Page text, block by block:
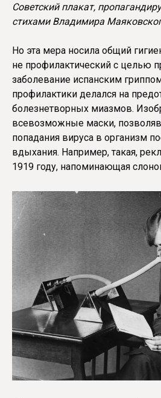
Советский плакат,
стихами Владимира
Но эта мера носила общий
не профилактический с целью
заболевание испанским
профилактики делался на
болезнетворных миазмов.
всевозможные маски,
попадания вируса в организм
вдыхания. Например, такая,
1919 году, напоминающая